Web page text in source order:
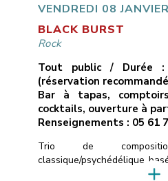
cherchent à allier des […]
VENDREDI 08
BLACK BURST
Rock
Tout public /
(réservation
Bar à tapas,
cocktails, ouverture à
Renseignements : 05 61
Trio de
classique/psychédélique
influences allant de Led